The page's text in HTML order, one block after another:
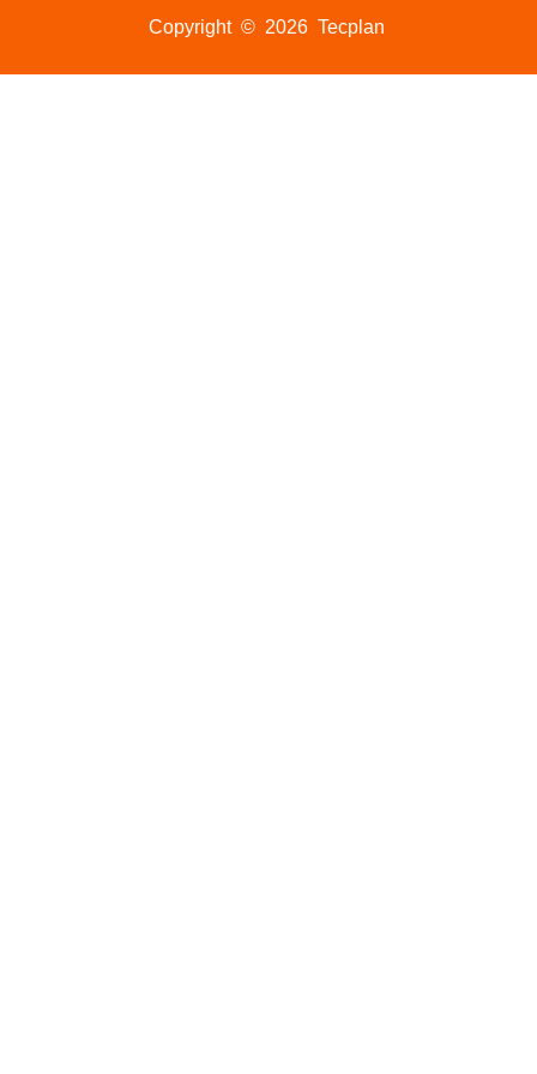
Copyright © 2026 Tecplan